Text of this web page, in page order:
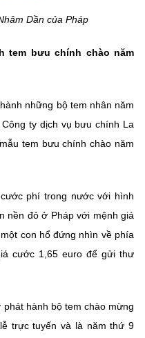
Dần của Pháp
tem bưu chính chào năm
những bộ tem nhân năm
ty dịch vụ bưu chính La
tem bưu chính chào năm
phí trong nước với hình
nền đỏ ở Pháp với mệnh giá
con hổ đứng nhìn về phía
cước 1,65 euro để gửi thư
hành bộ tem chào mừng
trực tuyến và là năm thứ 9